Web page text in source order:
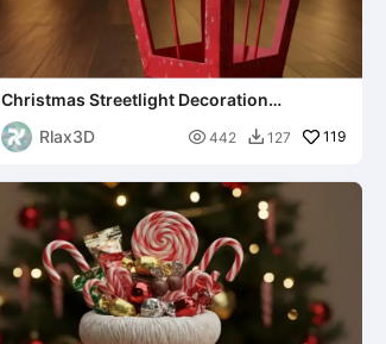
Christmas Streetlight Decoration
Lamppost Box Multiple uses
Rlax3D
 442  127 119